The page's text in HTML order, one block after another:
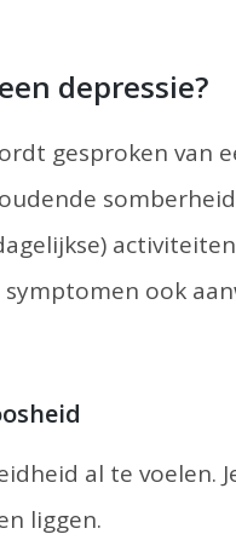
depressie?
gesproken van
ook
al te voelen.
liggen.